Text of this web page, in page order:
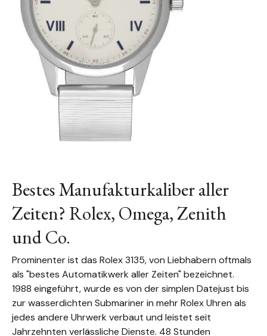
Bestes Manufakturkaliber aller
Zeiten? Rolex, Omega, Zenith
und Co.
Prominenter ist das Rolex 3135, von Liebhabern oftmals
als "bestes Automatikwerk aller Zeiten" bezeichnet.
1988 eingeführt, wurde es von der simplen Datejust bis
zur wasserdichten Submariner in mehr Rolex Uhren als
jedes andere Uhrwerk verbaut und leistet seit
Jahrzehnten verlässliche Dienste. 48 Stunden